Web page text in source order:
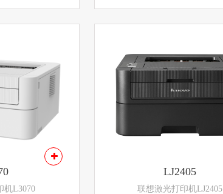
机L3070
LJ2405
联想激光打印机LJ2405